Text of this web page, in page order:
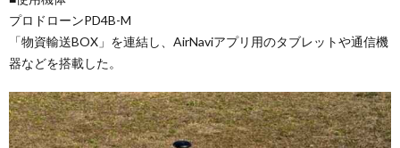
プロドローンPD4B-M
「物資輸送BOX」を連結し、AirNaviアプリ用のタブレットや通信機
器などを搭載した。